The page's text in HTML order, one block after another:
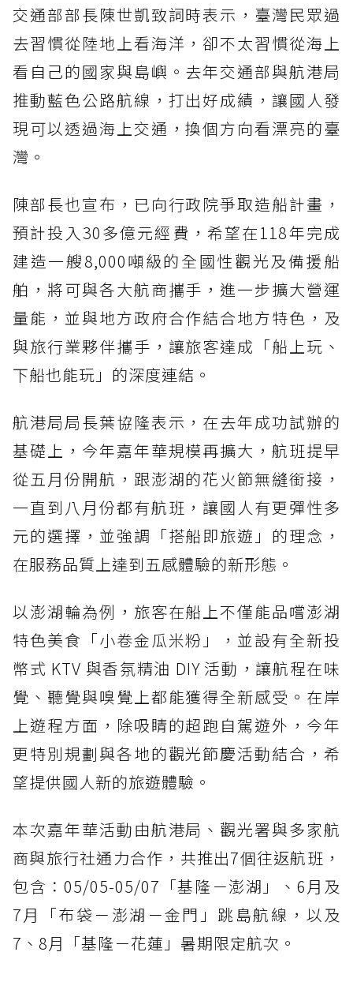
交通部部長陳世凱致詞時表示，臺灣民眾過
去習慣從陸地上看海洋，卻不太習慣從海上
看自己的國家與島嶼。去年交通部與航港局
推動藍色公路航線，打出好成績，讓國人發
現可以透過海上交通，換個方向看漂亮的臺
灣。
陳部長也宣布，已向行政院爭取造船計畫，
預計投入30多億元經費，希望在118年完成
建造一艘8,000噸級的全國性觀光及備援船
舶，將可與各大航商攜手，進一步擴大營運
量能，並與地方政府合作結合地方特色，及
與旅行業夥伴攜手，讓旅客達成「船上玩、
下船也能玩」的深度連結。
航港局局長葉協隆表示，在去年成功試辦的
基礎上，今年嘉年華規模再擴大，航班提早
從五月份開航，跟澎湖的花火節無縫銜接，
一直到八月份都有航班，讓國人有更彈性多
元的選擇，並強調「搭船即旅遊」的理念，
在服務品質上達到五感體驗的新形態。
以澎湖輪為例，旅客在船上不僅能品嚐澎湖
特色美食「小卷金瓜米粉」，並設有全新投
幣式 KTV 與香氛精油 DIY 活動，讓航程在味
覺、聽覺與嗅覺上都能獲得全新感受。在岸
上遊程方面，除吸睛的超跑自駕遊外，今年
更特別規劃與各地的觀光節慶活動結合，希
望提供國人新的旅遊體驗。
本次嘉年華活動由航港局、觀光署與多家航
商與旅行社通力合作，共推出7個往返航班，
包含：05/05-05/07「基隆－澎湖」、6月及
7月「布袋－澎湖－金門」跳島航線，以及
7、8月「基隆－花蓮」暑期限定航次。